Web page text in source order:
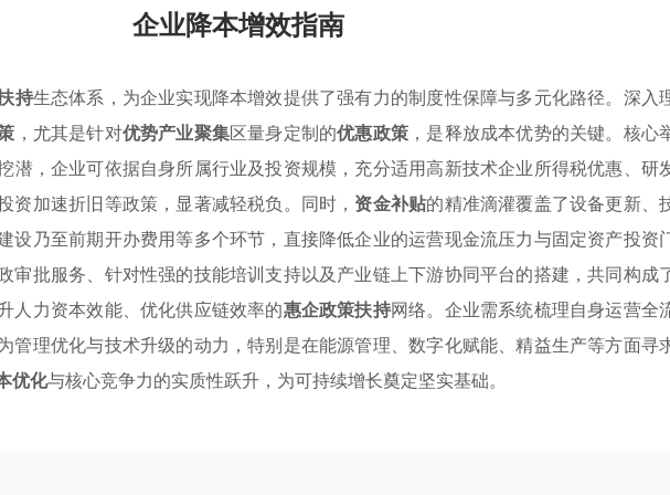
企业降本增效指南
持生态体系，为企业实现降本增效提供了强有力的制度性保障与多元化路径。深入
，尤其是针对优势产业聚集区量身定制的优惠政策 ，是释放成本优势的关键。核心
潜，企业可依据自身所属行业及投资规模，充分适用高新技术企业所得税优惠、研
资加速折旧等政策，显著减轻税负。同时， 资金补贴的精准滴灌覆盖了设备更新、
设乃至前期开办费用等多个环节，直接降低企业的运营现金流压力与固定资产投资
审批服务、针对性强的技能培训支持以及产业链上下游协同平台的搭建，共同构成
人力资本效能、优化供应链效率的惠企政策扶持网络。企业需系统梳理自身运营全
管理优化与技术升级的动力，特别是在能源管理、数字化赋能、精益生产等方面寻
优化与核心竞争力的实质性跃升，为可持续增长奠定坚实基础。